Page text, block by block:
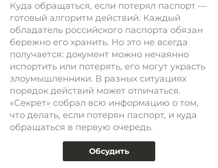
Куда обращаться, если потерял паспорт —
готовый алгоритм действий. Каждый
обладатель российского паспорта обязан
бережно его хранить. Но это не всегда
получается: документ можно нечаянно
испортить или потерять, его могут украсть
злоумышленники. В разных ситуациях
порядок действий может отличаться.
«Секрет» собрал всю информацию о том,
что делать, если потерян паспорт, и куда
обращаться в первую очередь.
Обсудить